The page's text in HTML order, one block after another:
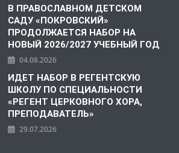
В ПРАВОСЛАВНОМ ДЕТСКОМ
САДУ «ПОКРОВСКИЙ»
ПРОДОЛЖАЕТСЯ НАБОР НА
НОВЫЙ 2026/2027 УЧЕБНЫЙ ГОД
04.08.2026
ИДЕТ НАБОР В РЕГЕНТСКУЮ
ШКОЛУ ПО СПЕЦИАЛЬНОСТИ
«РЕГЕНТ ЦЕРКОВНОГО ХОРА,
ПРЕПОДАВАТЕЛЬ»
29.07.2026